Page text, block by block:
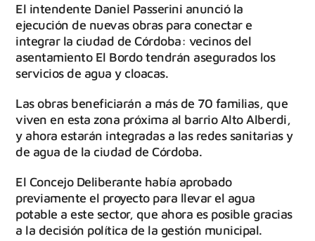
El intendente Daniel Passerini anunció la
ejecución de nuevas obras para conectar e
integrar la ciudad de Córdoba: vecinos del
asentamiento El Bordo tendrán asegurados los
servicios de agua y cloacas.
Las obras beneficiarán a más de 70 familias, que
viven en esta zona próxima al barrio Alto Alberdi,
y ahora estarán integradas a las redes sanitarias y
de agua de la ciudad de Córdoba.
El Concejo Deliberante había aprobado
previamente el proyecto para llevar el agua
potable a este sector, que ahora es posible gracias
a la decisión política de la gestión municipal.